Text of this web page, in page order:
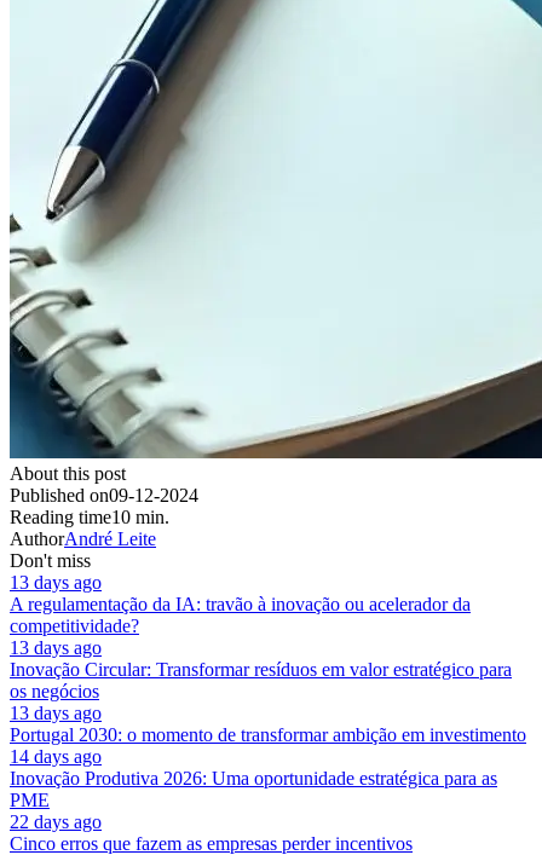
About this post
Published on09-12-2024
Reading time10 min.
AuthorAndré Leite
Don't miss
13 days ago
A regulamentação da IA: travão à inovação ou acelerador da
competitividade?
13 days ago
Inovação Circular: Transformar resíduos em valor estratégico para
os negócios
13 days ago
Portugal 2030: o momento de transformar ambição em investimento
14 days ago
Inovação Produtiva 2026: Uma oportunidade estratégica para as
PME
22 days ago
Cinco erros que fazem as empresas perder incentivos